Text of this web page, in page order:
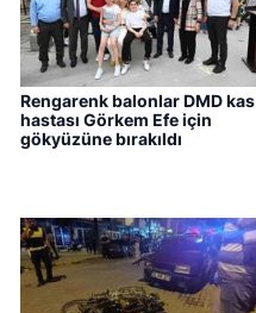
Rengarenk balonlar DMD kas
hastası Görkem Efe için
gökyüzüne bırakıldı